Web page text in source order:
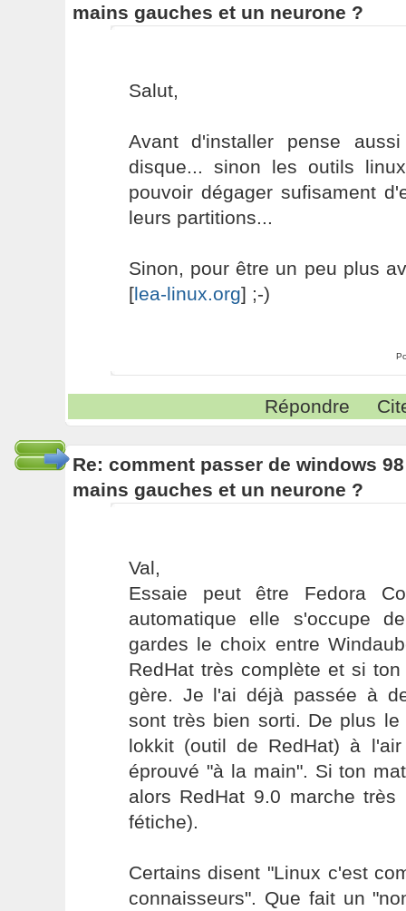
mains gauches et un neurone ?
Salut,
Avant d'installer pense
disque... sinon les outils
pouvoir dégager sufisament
leurs partitions...
Sinon, pour être un peu plus
[lea-linux.org] ;-)
Répondre
Re: comment passer de windows
mains gauches et un neurone ?
Val,
Essaie peut être Fedora
automatique elle s'occupe
gardes le choix entre
RedHat très complète et si
gère. Je l'ai déjà passée à
sont très bien sorti. De plus
lokkit (outil de RedHat) à
éprouvé "à la main". Si ton
alors RedHat 9.0 marche
fétiche).
Certains disent "Linux c'est
connaisseurs". Que fait un